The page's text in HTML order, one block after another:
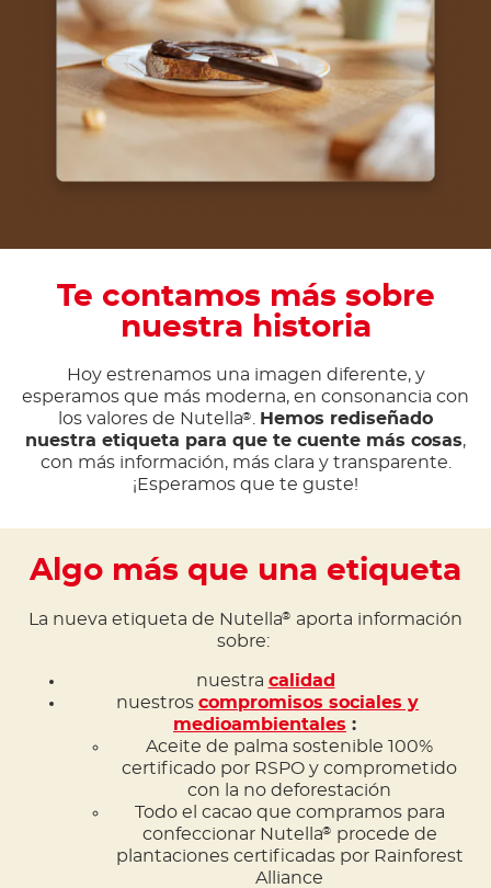
Te contamos más sobre
nuestra historia
Hoy estrenamos una imagen diferente, y
esperamos que más moderna, en consonancia con
los valores de Nutella® . Hemos rediseñado
nuestra etiqueta para que te cuente más cosas,
con más información, más clara y transparente.
¡Esperamos que te guste!
Algo más que una etiqueta
La nueva etiqueta de Nutella® aporta información
sobre:
nuestra calidad
nuestros compromisos sociales y
medioambientales :
Aceite de palma sostenible 100%
certificado por RSPO y comprometido
con la no deforestación
Todo el cacao que compramos para
confeccionar Nutella®
procede de
plantaciones certificadas por Rainforest
Alliance